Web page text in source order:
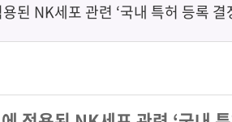
된 NK세포 관련 ‘국내 특허 등록